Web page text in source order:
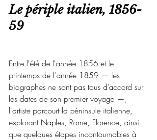
Le périple italien, 1856-
59
Entre l'été de l'année 1856 et le
printemps de l'année 1859 — les
biographes ne sont pas tous d’accord sur
les dates de son premier voyage —,
l'artiste parcourt la péninsule italienne,
explorant Naples, Rome, Florence, ainsi
que quelques étapes incontournables à